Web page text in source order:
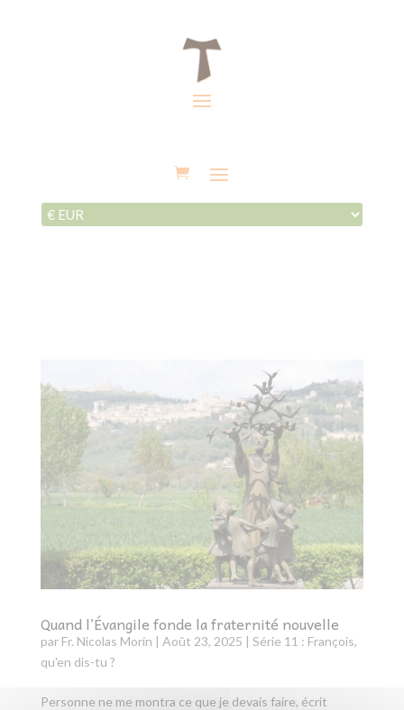
Quand l’Évangile fonde la fraternité nouvelle
par Fr. Nicolas Morin | Août 23, 2025 | Série 11 : François,
qu'en dis-tu ?
Personne ne me montra ce que je devais faire, écrit